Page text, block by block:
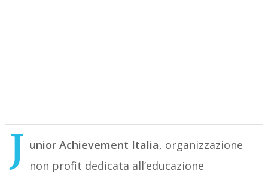
J unior Achievement Italia, organizzazione
non profit dedicata all’educazione